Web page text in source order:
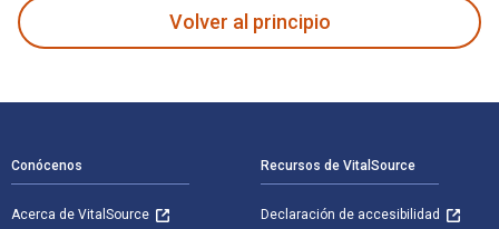
Volver al principio
Conócenos
Acerca de VitalSource
Recursos de VitalSource
Declaración de accesibilidad